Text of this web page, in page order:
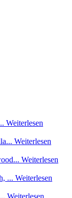
Weiterlesen
Weiterlesen
Weiterlesen
... Weiterlesen
Weiterlesen